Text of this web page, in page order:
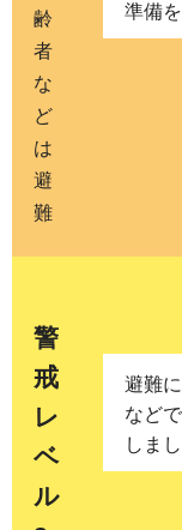
齢
者
な
ど
は
避
難
準備
警
戒
レ
ベ
ル
避難
など
しま